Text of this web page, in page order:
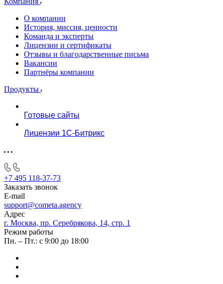
О компании
История, миссия, ценности
Команда и эксперты
Лицензии и сертификаты
Отзывы и благодарственные письма
Вакансии
Партнёры компании
Продукты
Готовые сайты
Лицензии 1С-Битрикс
+7 495 118-37-73
Заказать звонок
E-mail
support@cometa.agency
Адрес
г. Москва, пр. Серебрякова, 14, стр. 1
Режим работы
Пн. – Пт.: с 9:00 до 18:00